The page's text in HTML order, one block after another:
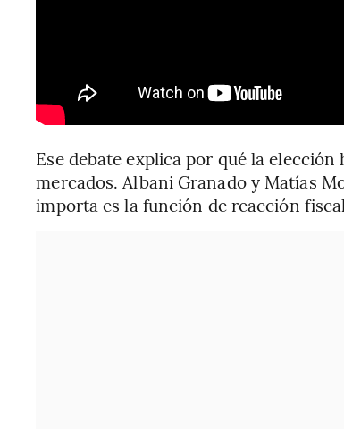
Ese debate explica por qué la
mercados. Albani Granado y Matías
importa es la función de reacción